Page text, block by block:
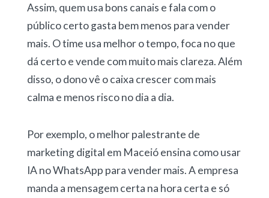
Assim, quem usa bons canais e fala com o
público certo gasta bem menos para vender
mais. O time usa melhor o tempo, foca no que
dá certo e vende com muito mais clareza. Além
disso, o dono vê o caixa crescer com mais
calma e menos risco no dia a dia.
Por exemplo, o melhor palestrante de
marketing digital em Maceió ensina como usar
IA no WhatsApp para vender mais. A empresa
manda a mensagem certa na hora certa e só